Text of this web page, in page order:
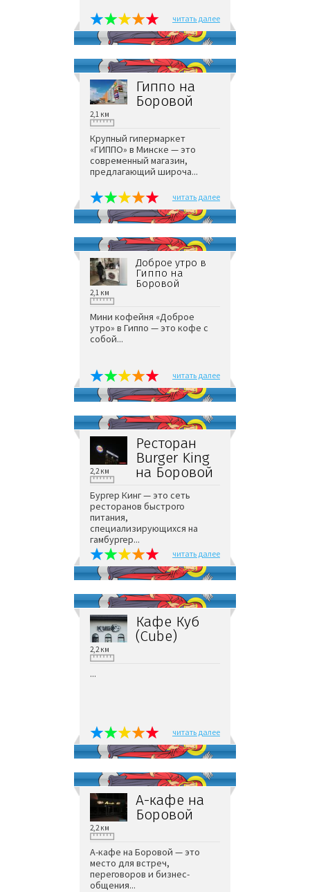
читать далее
Гиппо на
Боровой
2,1 км
Крупный гипермаркет
«ГИППО» в Минске — это
современный магазин,
предлагающий широча...
читать далее
Доброе утро в
Гиппо на
Боровой
2,1 км
Мини кофейня «Доброе
утро» в Гиппо — это кофе с
собой...
читать далее
Ресторан
Burger King
на Боровой
2,2 км
Бургер Кинг — это сеть
ресторанов быстрого
питания,
специализирующихся на
гамбургер...
читать далее
Кафе Куб
(Cube)
2,2 км
...
читать далее
А-кафе на
Боровой
2,2 км
А-кафе на Боровой — это
место для встреч,
переговоров и бизнес-
общения...